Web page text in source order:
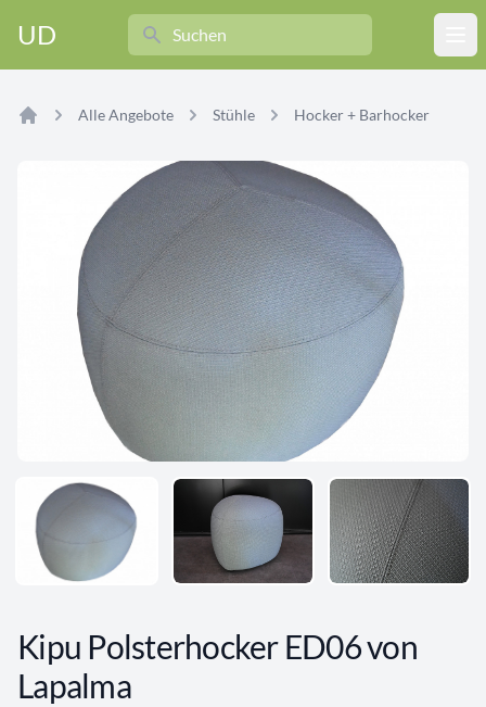
UD
Search
Alle Angebote Stühle Hocker + Barhocker
Kipu Polsterhocker ED06 von
Lapalma